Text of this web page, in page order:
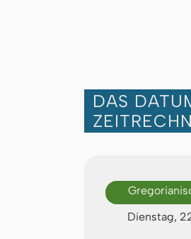
DAS
Dienstag,